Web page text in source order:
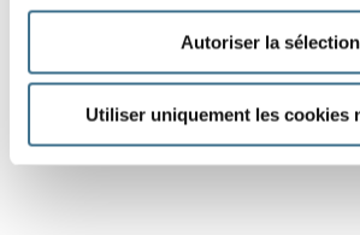
Autoriser la sélection
Utiliser uniquement les cookies